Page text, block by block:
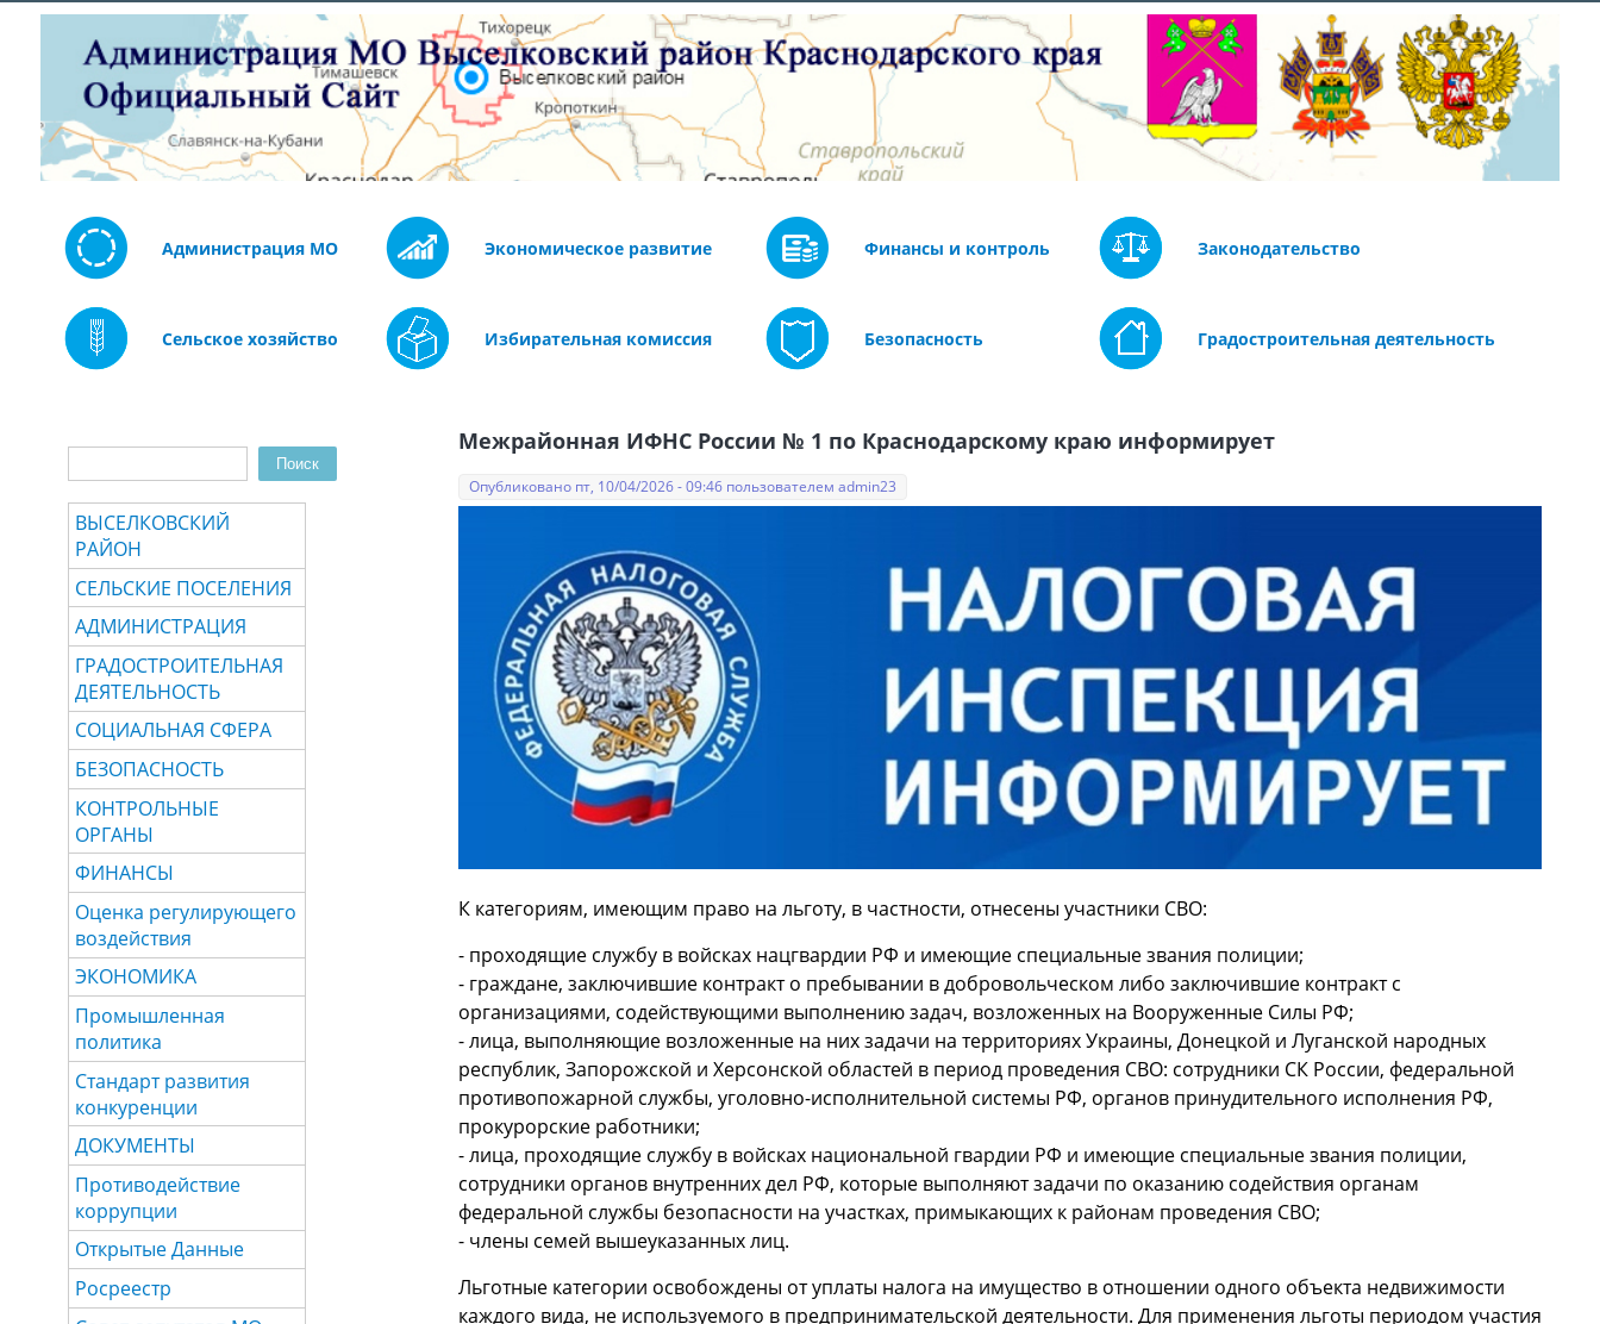
Администрация МО Экономическое развитие Финансы и контроль Законодательство
Сельское хозяйство Избирательная комиссия Безопасность Градостроительная деятельность
Межрайонная ИФНС России № 1 по Краснодарскому краю информирует
Опубликовано пт, 10/04/2026 - 09:46 пользователемadmin23
К категориям, имеющим право на льготу, в частности, отнесены участники СВО:
- проходящие службу в войсках нацгвардии РФ и имеющие специальные звания полиции;
- граждане, заключившие контракт о пребывании в добровольческом либо заключившие контракт с
организациями, содействующими выполнению задач, возложенных на Вооруженные Силы РФ;
- лица, выполняющие возложенные на них задачи на территориях Украины, Донецкой и Луганской народных
республик, Запорожской и Херсонской областей в период проведения СВО: сотрудники СК России, федеральной
противопожарной службы, уголовно-исполнительной системы РФ, органов принудительного исполнения РФ,
прокурорские работники;
- лица, проходящие службу в войсках национальной гвардии РФ и имеющие специальные звания полиции,
сотрудники органов внутренних дел РФ, которые выполняют задачи по оказанию содействия органам
федеральной службы безопасности на участках, примыкающих к районам проведения СВО;
- члены семей вышеуказанных лиц.
Льготные категории освобождены от уплаты налога на имущество в отношении одного объекта недвижимости
каждого вида, не используемого в предпринимательской деятельности. Для применения льготы периодом участия
Поиск
ВЫСЕЛКОВСКИЙ
РАЙОН
СЕЛЬСКИЕ ПОСЕЛЕНИЯ
АДМИНИСТРАЦИЯ
ГРАДОСТРОИТЕЛЬНАЯ
ДЕЯТЕЛЬНОСТЬ
СОЦИАЛЬНАЯ СФЕРА
БЕЗОПАСНОСТЬ
КОНТРОЛЬНЫЕ
ОРГАНЫ
ФИНАНСЫ
Оценка регулирующего
воздействия
ЭКОНОМИКА
Промышленная
политика
Стандарт развития
конкуренции
ДОКУМЕНТЫ
Противодействие
коррупции
Открытые Данные
Росреестр